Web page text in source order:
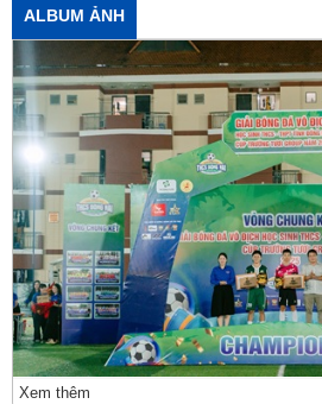
ALBUM ẢNH
Xem thêm